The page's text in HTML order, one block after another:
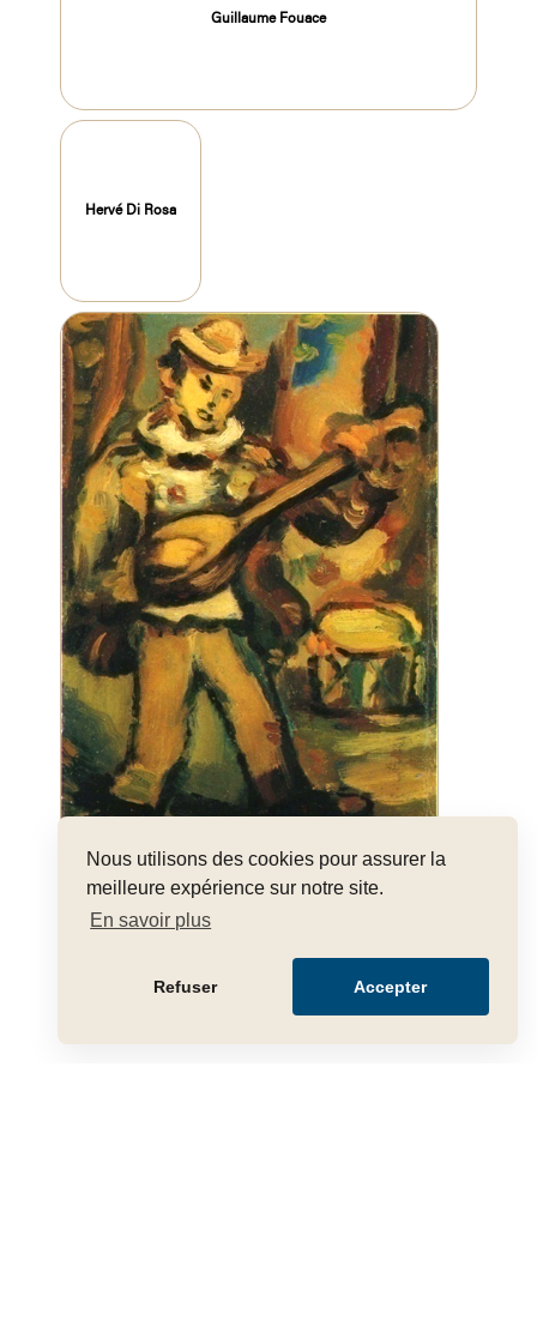
Nous utilisons des cookies pour assurer la
meilleure expérience sur notre site.
En savoir plus
Refuser Accepter
Guillaume Fouace
Hervé Di Rosa